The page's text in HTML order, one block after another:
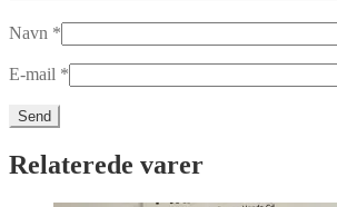
Navn *
E-mail *
Relaterede varer